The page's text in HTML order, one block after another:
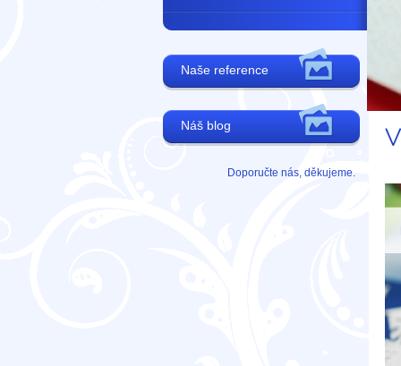
Naše reference
Náš blog
Doporučte nás, děkujeme.